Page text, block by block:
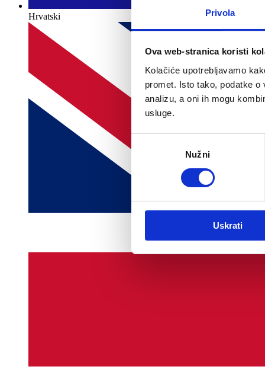
Privola
Ova web-stranica koristi
Kolačiće upotrebljavamo
promet. Isto tako, podatke
analizu, a oni ih mogu
usluge.
Nužni
Uskrati
Hrvatski